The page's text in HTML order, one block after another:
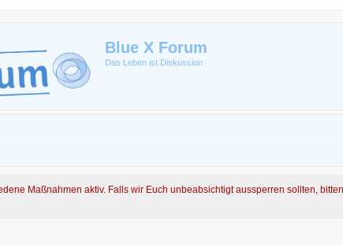
Blue X Forum
Das Leben ist Diskussion
Maßnahmen aktiv. Falls wir Euch unbeabsichtigt aussperren sollten,